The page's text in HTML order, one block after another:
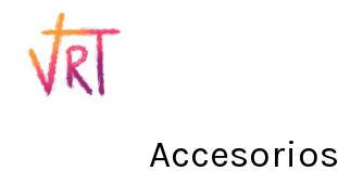
contenido
Accesorios